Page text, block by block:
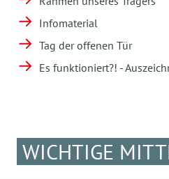
Infomaterial
Tag der offenen Tür
Es funktioniert?! -
WICHTIGE